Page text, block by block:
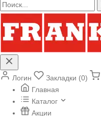
Логин Закладки (0)
Главная
Каталог
Акции